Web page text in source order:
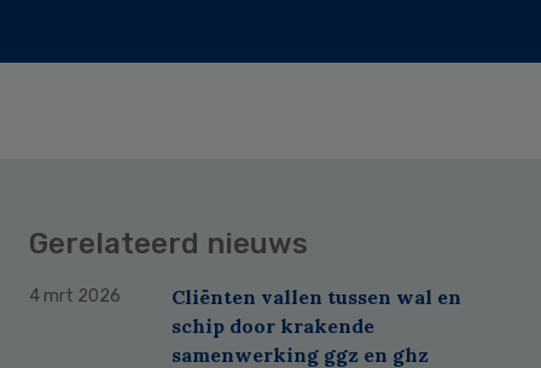
Gerelateerd nieuws
4 mrt 2026
Cliënten vallen tussen wal en
schip door krakende
samenwerking ggz en ghz